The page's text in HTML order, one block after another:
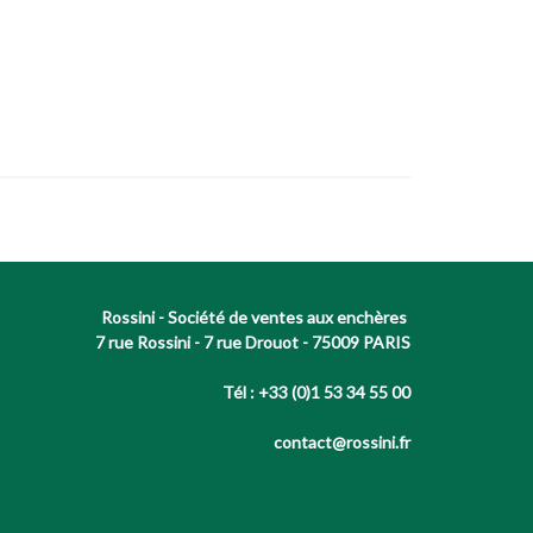
Rossini - Société de ventes aux enchères
7 rue Rossini - 7 rue Drouot - 75009 PARIS
Tél : +33 (0)1 53 34 55 00
contact@rossini.fr